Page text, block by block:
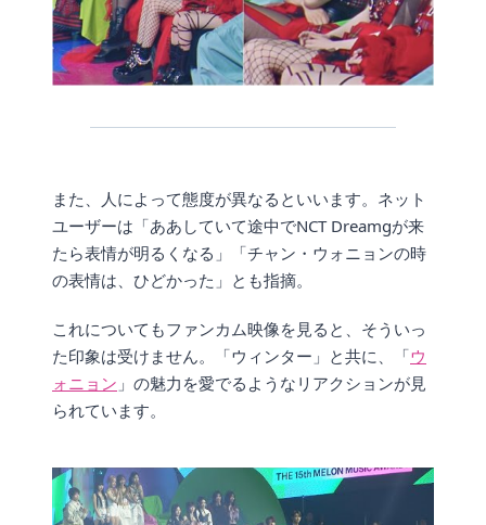
また、人によって態度が異なるといいます。ネット
ユーザーは「ああしていて途中でNCT Dreamgが来
たら表情が明るくなる」「チャン・ウォニョンの時
の表情は、ひどかった」とも指摘。
これについてもファンカム映像を見ると、そういっ
た印象は受けません。「ウィンター」と共に、「ウ
ォニョン 」の魅力を愛でるようなリアクションが見
られています。